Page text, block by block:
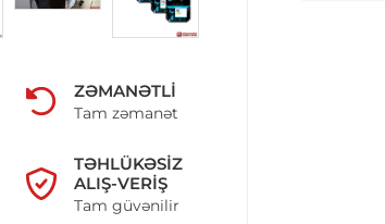
ZƏMANƏTLI
Tam zəmanət
TƏHLÜKƏSIZ
ALIŞ-VERIŞ
Tam güvənilir